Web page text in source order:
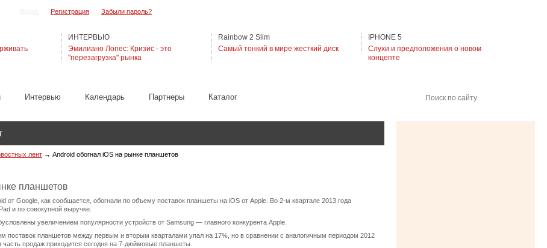
ИНТЕРВЬЮ
Эмилиано Лопес: Кризис - это
"перезагрузка" рынка
Rainbow 2 Slim
Самый тонкий в мире жесткий диск
IPHONE 5
Слухи и предположения о новом
концепте
Поиск по сайту
Интервью Календарь Партнеры Каталог
Регистрация Забыли пароль?
лент → Android обогнал iOS на рынке планшетов
планшетов
Google, как сообщается, обогнали по объему поставок планшеты на iOS от Apple. Во 2-м квартале 2013 года
и по совокупной выручке.
увеличением популярности устройств от Samsung — главного конкурента Apple.
поставок планшетов между первым и вторым кварталами упал на 17%, но в сравнении с аналогичным периодом 2012
часть продаж приходится сегодня на 7-дюймовые планшеты.